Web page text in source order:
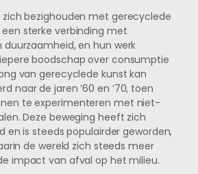
zich bezighouden met gerecyclede
sterke verbinding met
duurzaamheid, en hun werk
boodschap over consumptie
van gerecyclede kunst kan
naar de jaren ’60 en ’70, toen
te experimenteren met niet-
Deze beweging heeft zich
en is steeds populairder geworden,
de wereld zich steeds meer
impact van afval op het milieu.